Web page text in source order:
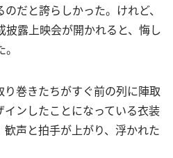
だと誇らしかった。けれど、
披露上映会が開かれると、悔し
り巻きたちがすぐ前の列に陣取
インしたことになっている衣装
声と拍手が上がり、浮かれた